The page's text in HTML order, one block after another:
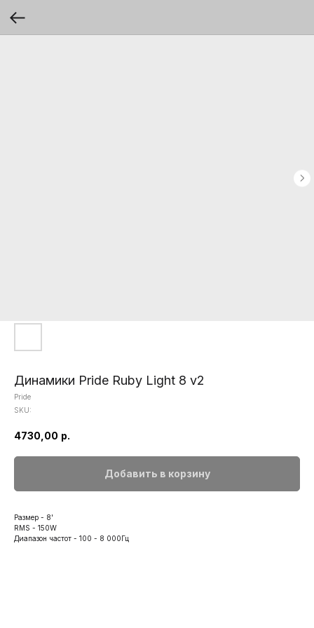
Динамики Pride Ruby Light 8 v2
Pride
SKU:
4730,00 р.
Добавить в корзину
Размер - 8'
RMS - 150W
Диапазон частот - 100 - 8 000Гц